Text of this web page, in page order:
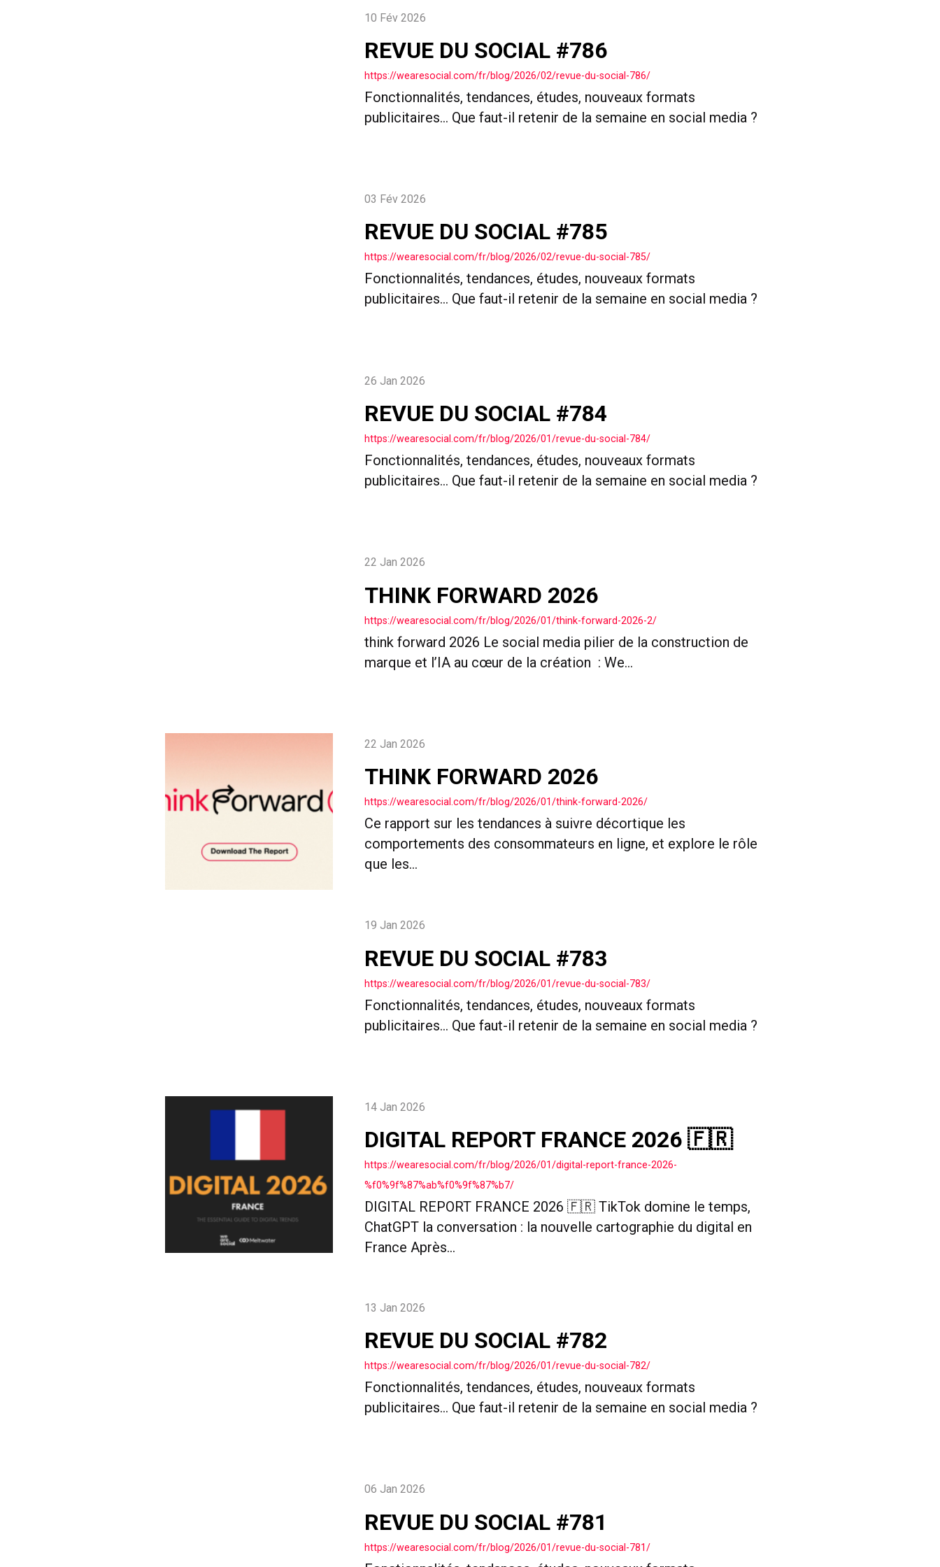
10 Fév 2026
REVUE DU SOCIAL #786
https://wearesocial.com/fr/blog/2026/02/revue-du-social-786/
Fonctionnalités, tendances, études, nouveaux formats
publicitaires… Que faut-il retenir de la semaine en social media ?
03 Fév 2026
REVUE DU SOCIAL #785
https://wearesocial.com/fr/blog/2026/02/revue-du-social-785/
Fonctionnalités, tendances, études, nouveaux formats
publicitaires… Que faut-il retenir de la semaine en social media ?
26 Jan 2026
REVUE DU SOCIAL #784
https://wearesocial.com/fr/blog/2026/01/revue-du-social-784/
Fonctionnalités, tendances, études, nouveaux formats
publicitaires… Que faut-il retenir de la semaine en social media ?
22 Jan 2026
THINK FORWARD 2026
https://wearesocial.com/fr/blog/2026/01/think-forward-2026-2/
think forward 2026 Le social media pilier de la construction de
marque et l’IA au cœur de la création : We...
22 Jan 2026
THINK FORWARD 2026
https://wearesocial.com/fr/blog/2026/01/think-forward-2026/
Ce rapport sur les tendances à suivre décortique les
comportements des consommateurs en ligne, et explore le rôle
que les...
19 Jan 2026
REVUE DU SOCIAL #783
https://wearesocial.com/fr/blog/2026/01/revue-du-social-783/
Fonctionnalités, tendances, études, nouveaux formats
publicitaires… Que faut-il retenir de la semaine en social media ?
14 Jan 2026
DIGITAL REPORT FRANCE 2026 🇫🇷
https://wearesocial.com/fr/blog/2026/01/digital-report-france-2026-
%f0%9f%87%ab%f0%9f%87%b7/
DIGITAL REPORT FRANCE 2026 🇫🇷 TikTok domine le temps,
ChatGPT la conversation : la nouvelle cartographie du digital en
France Après...
13 Jan 2026
REVUE DU SOCIAL #782
https://wearesocial.com/fr/blog/2026/01/revue-du-social-782/
Fonctionnalités, tendances, études, nouveaux formats
publicitaires… Que faut-il retenir de la semaine en social media ?
06 Jan 2026
REVUE DU SOCIAL #781
https://wearesocial.com/fr/blog/2026/01/revue-du-social-781/